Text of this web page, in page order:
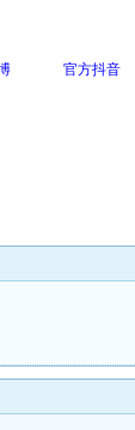
官方抖音